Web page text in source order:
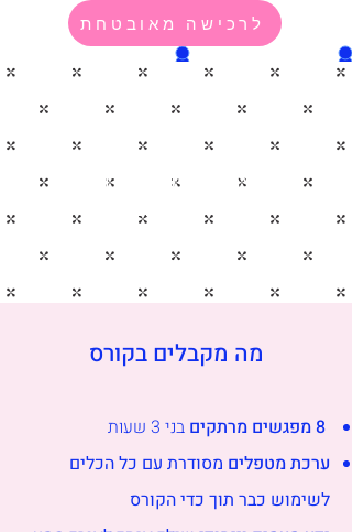
לרכישה מאובטחת
היית רוצה לקבל ארגז כלים
עוצמתי לטיפול בחרדות
דיכאון וטארומות?
מה מקבלים בקורס
8 מפגשים מרתקים
בני 3 שעות
ערכת מטפלים מסודרת עם כל הכלים
לשימוש כבר תוך כדי הקורס